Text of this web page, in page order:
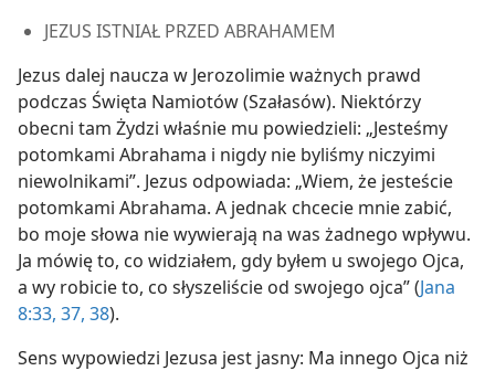
JEZUS ISTNIAŁ PRZED ABRAHAMEM
Jezus dalej naucza w Jerozolimie ważnych prawd
podczas Święta Namiotów (Szałasów). Niektórzy
obecni tam Żydzi właśnie mu powiedzieli: „Jesteśmy
potomkami Abrahama i nigdy nie byliśmy niczyimi
niewolnikami”. Jezus odpowiada: „Wiem, że jesteście
potomkami Abrahama. A jednak chcecie mnie zabić,
bo moje słowa nie wywierają na was żadnego wpływu.
Ja mówię to, co widziałem, gdy byłem u swojego Ojca,
a wy robicie to, co słyszeliście od swojego ojca” (Jana
8:33, 37, 38).
Sens wypowiedzi Jezusa jest jasny: Ma innego Ojca niż